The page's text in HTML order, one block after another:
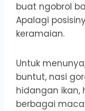
buat ngobrol
Apalagi
keramaian.
Untuk
buntut, nasi
hidangan ikan,
berbagai